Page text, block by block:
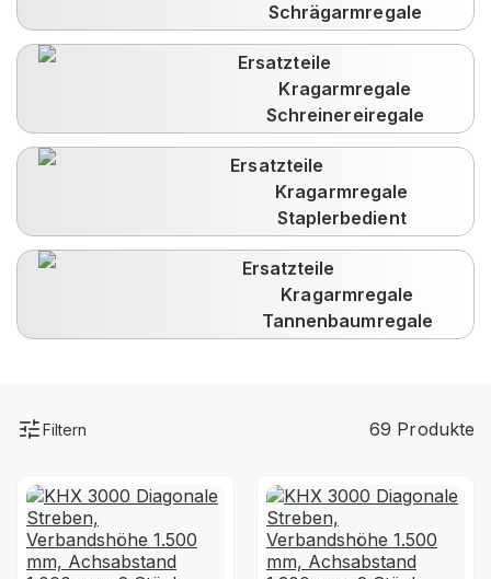
Schrägarmregale
Ersatzteile
Kragarmregale
Schreinereiregale
Ersatzteile
Kragarmregale
Staplerbedient
Ersatzteile
Kragarmregale
Tannenbaumregale
Filtern 69 Produkte